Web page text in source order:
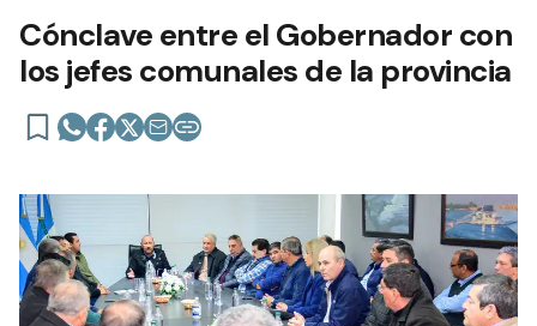
Cónclave entre el Gobernador con
los jefes comunales de la provincia